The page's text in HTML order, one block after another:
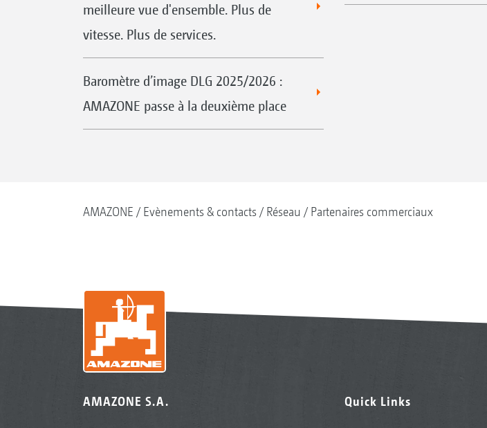
meilleure vue d'ensemble. Plus de
vitesse. Plus de services.
Baromètre d’image DLG 2025/2026 :
AMAZONE passe à la deuxième place
AMAZONE Evènements & contacts Réseau Partenaires commerciaux
AMAZONE S.A. Quick Links